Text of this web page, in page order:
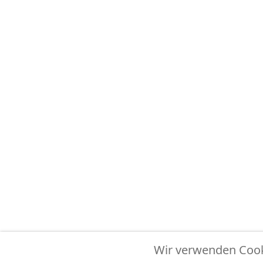
Wir verwenden